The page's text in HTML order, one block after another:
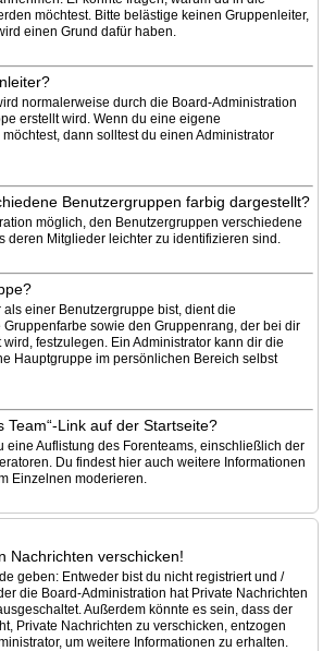
möchtest. Bitte belästige keinen Gruppenleiter,
einen Grund dafür haben.
normalerweise durch die Board-Administration
erstellt wird. Wenn du eine eigene
dann solltest du einen Administrator
Benutzergruppen farbig dargestellt?
möglich, den Benutzergruppen verschiedene
deren Mitglieder leichter zu identifizieren sind.
einer Benutzergruppe bist, dient die
sowie den Gruppenrang, der bei dir
festzulegen. Ein Administrator kann dir die
Hauptgruppe im persönlichen Bereich selbst
Team“-Link auf der Startseite?
eine Auflistung des Forenteams, einschließlich der
Du findest hier auch weitere Informationen
Einzelnen moderieren.
Nachrichten verschicken!
geben: Entweder bist du nicht registriert und /
die Board-Administration hat Private Nachrichten
Außerdem könnte es sein, dass der
Private Nachrichten zu verschicken, entzogen
um weitere Informationen zu erhalten.